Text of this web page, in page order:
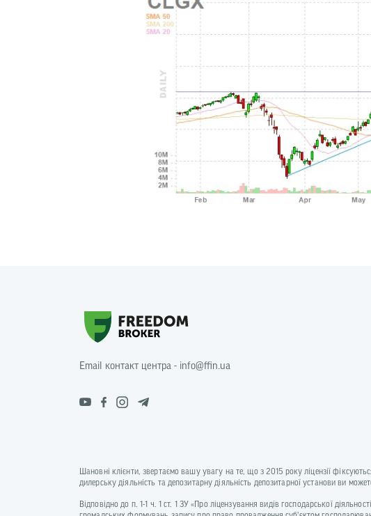
Email контакт центра - info@ffin.ua
Шановні клієнти, звертаємо вашу увагу на те, що з 2015 року ліцензії
дилерську діяльність та депозитарну діяльність депозитарної установи ви
Відповідно до п. 1-1 ч. 1 ст. 1 ЗУ «Про ліцензування видів господарської